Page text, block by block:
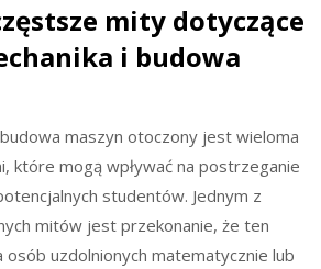
mity dotyczące
i budowa
maszyn otoczony jest wieloma
które mogą wpływać na postrzeganie
studentów. Jednym z
mitów jest przekonanie, że ten
uzdolnionych matematycznie lub